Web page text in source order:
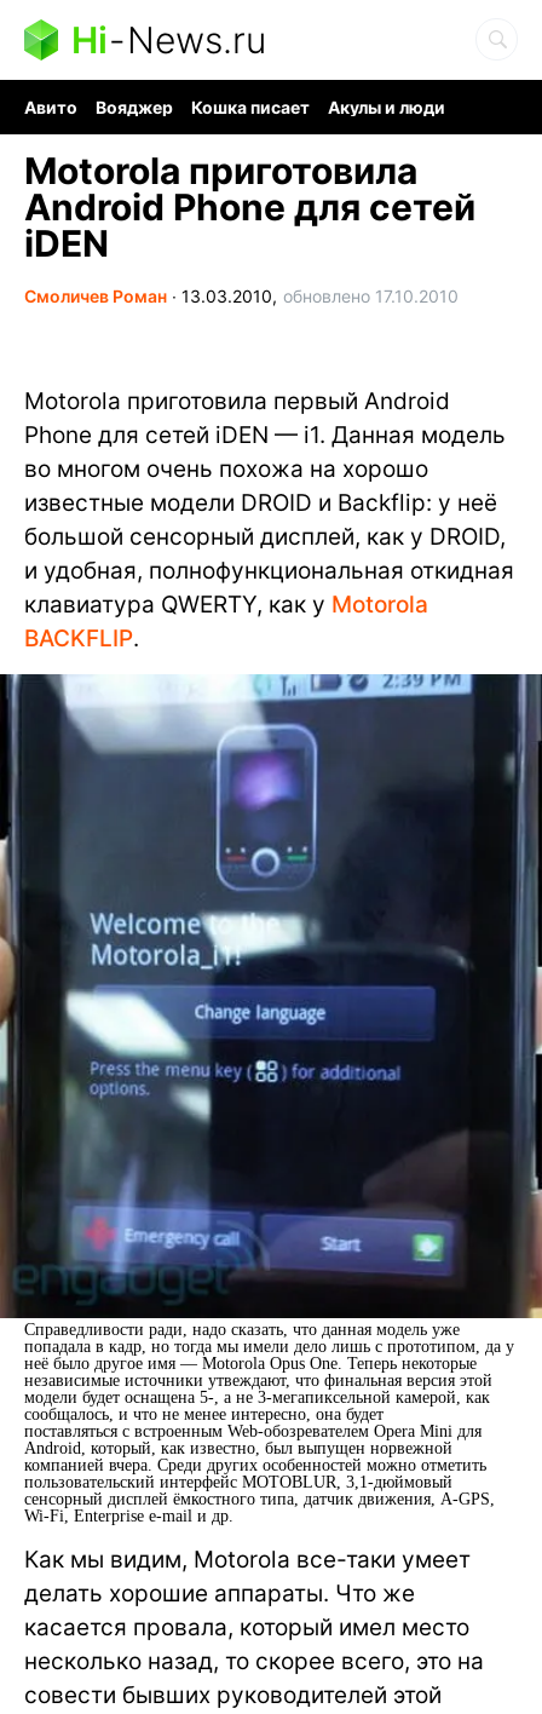
Hi-News.ru
Авито Вояджер Кошка писает
Акулы и люди
Motorola приготовила
Android Phone для сетей
iDEN
Смоличев Роман ∙ 13.03.2010, обновлено 17.10.2010
Motorola приготовила первый Android
Phone для сетей iDEN — i1. Данная модель
во многом очень похожа на хорошо
известные модели DROID и Backflip: у неё
большой сенсорный дисплей, как у DROID,
и удобная, полнофункциональная откидная
клавиатура QWERTY, как у Motorola
BACKFLIP.
Справедливости ради, надо сказать, что данная модель уже
попадала в кадр, но тогда мы имели дело лишь с прототипом, да у
неё было другое имя — Motorola Opus One. Теперь некоторые
независимые источники утвеждают, что финальная версия этой
модели будет оснащена 5-, а не 3-мегапиксельной камерой, как
сообщалось, и что не менее интересно, она будет
поставляться с встроенным Web-обозревателем Opera Mini для
Android, который, как известно, был выпущен норвежной
компанией вчера. Среди других особенностей можно отметить
пользовательский интерфейс MOTOBLUR, 3,1-дюймовый
сенсорный дисплей ёмкостного типа, датчик движения, A-GPS,
Wi-Fi, Enterprise e-mail и др.
Как мы видим, Motorola все-таки умеет
делать хорошие аппараты. Что же
касается провала, который имел место
несколько назад, то скорее всего, это на
совести бывших руководителей этой